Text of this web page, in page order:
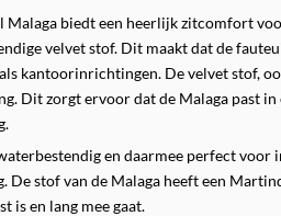
Malaga biedt een heerlijk zitcomfort
velvet stof. Dit maakt dat de
kantoorinrichtingen. De velvet stof,
Dit zorgt ervoor dat de Malaga past
en daarmee perfect voor
stof van de Malaga heeft een
is en lang mee gaat.